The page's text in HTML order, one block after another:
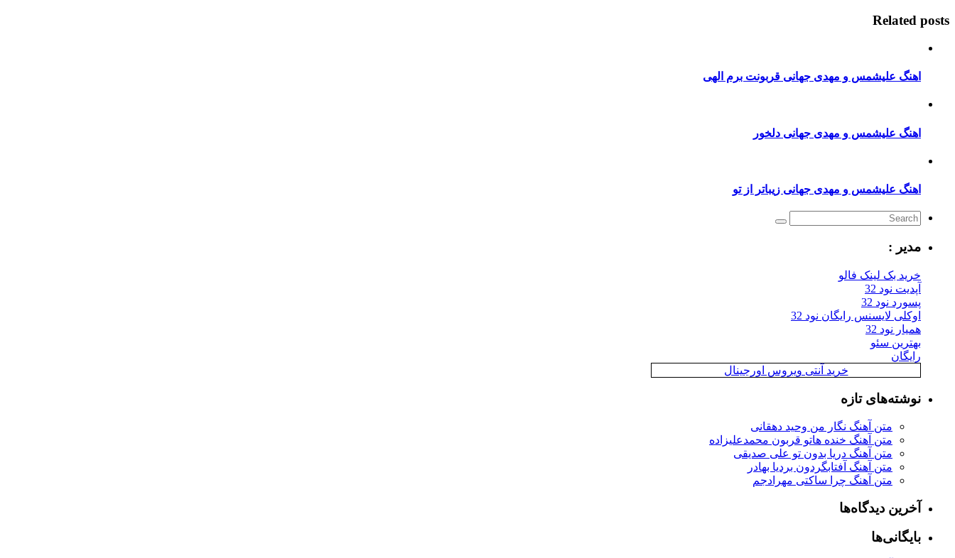
Related posts
اهنگ علیشمس و مهدی جهانی قربونت برم الهی
اهنگ علیشمس و مهدی جهانی دلخور
اهنگ علیشمس و مهدی جهانی زیباتر از تو
مدیر :
خرید بک لینک فالو
آپدیت نود 32
پسورد نود 32
اوکلی لایسنس رایگان نود 32
همیار نود 32
بهترین سئو
رایگان
خرید آنتی ویروس اورجینال
نوشته‌های تازه
متن آهنگ نگار من وحید دهقانی
متن آهنگ خنده هاتو قربون محمدعلیزاده
متن آهنگ دریا بدون تو علی صدیقی
متن آهنگ آفتابگردون بردیا بهادر
متن آهنگ چرا ساکتی مهرادجم
آخرین دیدگاه‌ها
بایگانی‌ها